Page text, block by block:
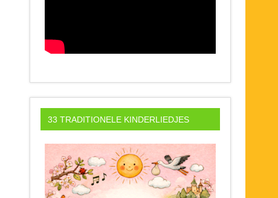
33 TRADITIONELE KINDERLIEDJES